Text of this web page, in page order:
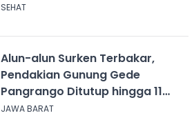
SEHAT
Alun-alun Surken Terbakar,
Pendakian Gunung Gede
Pangrango Ditutup hingga 11
Agustus 2026
JAWA BARAT